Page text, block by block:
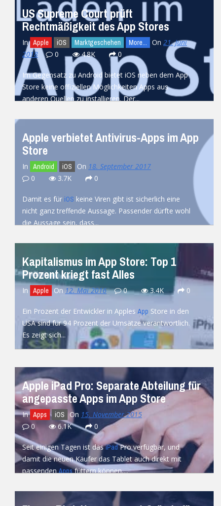
US Supreme Court prüft
Rechtmäßigkeit des App Stores
In Apple iOS Marktgeschehen More... On 21. Juni
2018
0 4.8K 0
Im Gegensatz zu Android bietet iOS neben dem App
Store keine offiziellen Möglichkeiten Apps aus
anderen Quellen zu installieren. Der...
Apple verbietet Antivirus-Apps im App
Store
In Android iOS On 18. September 2017
0
3.7K 0
Damit es für iOS keine Viren gibt ist sicherlich eine
nicht ganz treffende Aussage. Passender dürfte wohl
die Aussage sein, dass...
Kapitalismus im App Store: Top 1
Prozent kriegt fast Alles
In Apple On 12. Mai 2016 0 3.4K 0
Ein Prozent der Entwickler in Apples App Store in den
USA sind für 94 Prozent der Umsätze verantwortlich.
Es zeigt sich...
READ MORE
Apple iPad Pro: Separate Abteilung für
angepasste Apps im App Store
In Apps iOS On 15. November 2015
0
6.1K 0
Seit einigen Tagen ist dasiPadPro verfügbar, und
damit die neuen Käufer das Tablet auch direkt mit
passendenAppsfüttern können,...